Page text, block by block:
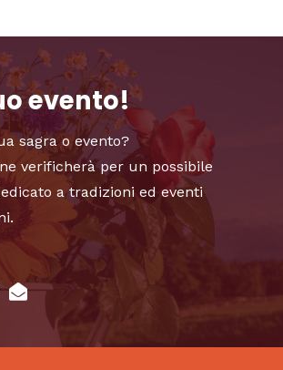
evento!
sagra o evento?
verificherà per un possibile
a tradizioni ed eventi